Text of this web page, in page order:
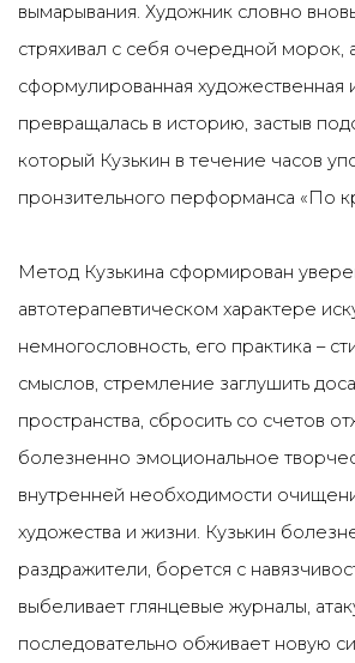
вымарывания. Художник словно
стряхивал с себя очередной морок,
сформулированная
превращалась в историю, застыв
который Кузькин в течение часов
пронзительного перформанса «По
Метод Кузькина сформирован
автотерапевтическом характере
немногословность, его практика –
смыслов, стремление заглушить
пространства, сбросить со счетов
болезненно эмоциональное
внутренней необходимости
художества и жизни. Кузькин
раздражители, борется с
выбеливает глянцевые журналы,
последовательно обживает новую